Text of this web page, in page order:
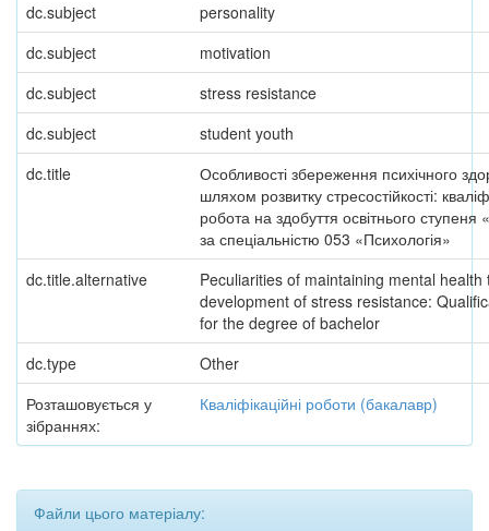
dc.subject
personality
dc.subject
motivation
dc.subject
stress resistance
dc.subject
student youth
dc.title
Особливості збереження психічного
шляхом розвитку стресостійкості:
робота на здобуття освітнього ступеня
за спеціальністю 053 «Психологія»
dc.title.alternative
Peculiarities of maintaining mental health
development of stress resistance:
for the degree of bachelor
dc.type
Other
Розташовується у
зібраннях:
Кваліфікаційні роботи (бакалавр)
Файли цього матеріалу: